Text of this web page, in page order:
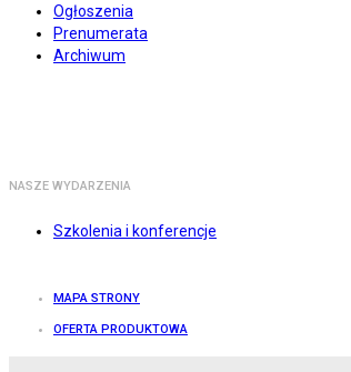
Ogłoszenia
Prenumerata
Archiwum
NASZE WYDARZENIA
Szkolenia i konferencje
MAPA STRONY
OFERTA PRODUKTOWA